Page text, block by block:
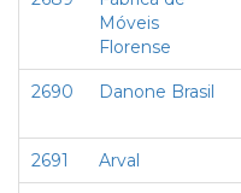
Móveis
Florense
2690 Danone Brasil
2691 Arval